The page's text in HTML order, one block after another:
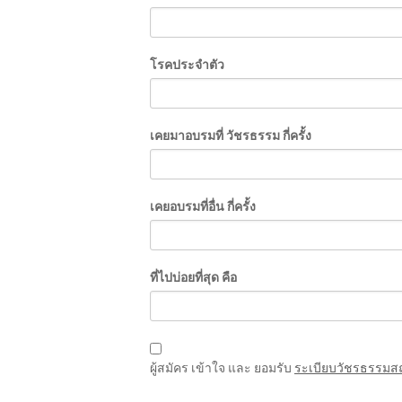
โรคประจำตัว
เคยมาอบรมที่ วัชรธรรม กี่ครั้ง
เคยอบรมที่อื่น กี่ครั้ง
ที่ไปบ่อยที่สุด คือ
ผู้สมัคร เข้าใจ และ ยอมรับ ระเบียบวัชรธรรมส